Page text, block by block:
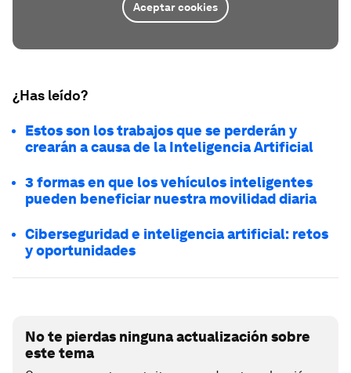
Aceptar cookies
¿Has leído?
Estos son los trabajos que se perderán y
crearán a causa de la Inteligencia Artificial
3 formas en que los vehículos inteligentes
pueden beneficiar nuestra movilidad diaria
Ciberseguridad e inteligencia artificial: retos
y oportunidades
No te pierdas ninguna actualización sobre
este tema